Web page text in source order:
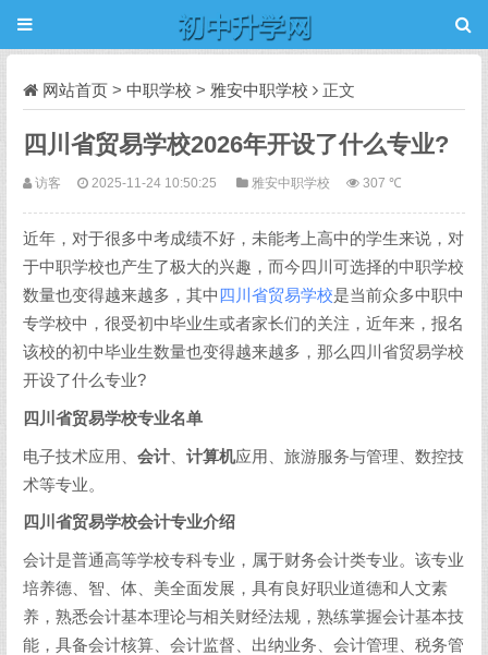
网站首页 > 中职学校 > 雅安中职学校 正文
四川省贸易学校2026年开设了什么专业?
访客 2025-11-24 10:50:25 雅安中职学校 307 ℃
近年，对于很多中考成绩不好，未能考上高中的学生来说，对
于中职学校也产生了极大的兴趣，而今四川可选择的中职学校
数量也变得越来越多，其中 四川省贸易学校是当前众多中职中
专学校中，很受初中毕业生或者家长们的关注，近年来，报名
该校的初中毕业生数量也变得越来越多，那么四川省贸易学校
开设了什么专业?
四川省贸易学校专业名单
电子技术应用、 会计 计算机应用、旅游服务与管理、数控技
术等专业。
四川省贸易学校会计专业介绍
会计是普通高等学校专科专业，属于财务会计类专业。该专业
培养德、智、体、美全面发展，具有良好职业道德和人文素
养，熟悉会计基本理论与相关财经法规，熟练掌握会计基本技
能，具备会计核算、会计监督、出纳业务、会计管理、税务管